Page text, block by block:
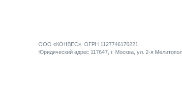
ООО «КОНВЕС». ОГРН 1127746170221.
Юридический адрес 117647, г. Москва, ул. 2-я